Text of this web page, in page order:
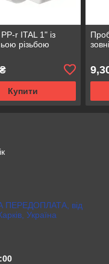
r ITAL 1" із
різьбою
Купити
ПЕРЕДОПЛАТА, від
Україна